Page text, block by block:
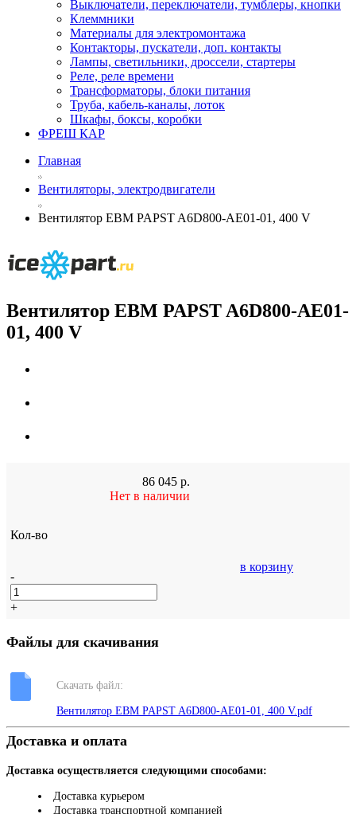
Выключатели, переключатели, тумблеры, кнопки
Клеммники
Материалы для электромонтажа
Контакторы, пускатели, доп. контакты
Лампы, светильники, дроссели, стартеры
Реле, реле времени
Трансформаторы, блоки питания
Труба, кабель-каналы, лоток
Шкафы, боксы, коробки
ФРЕШ КАР
Главная
Вентиляторы, электродвигатели
Вентилятор EBM PAPST A6D800-AE01-01, 400 V
Вентилятор EBM PAPST A6D800-AE01-
01, 400 V
86 045 р.
Нет в наличии
Кол-во
-
+
в корзину
Файлы для скачивания
Скачать файл:
Вентилятор EBM PAPST A6D800-AE01-01, 400 V.pdf
Доставка и оплата
Доставка осуществляется следующими способами:
Доставка курьером
Доставка транспортной компанией